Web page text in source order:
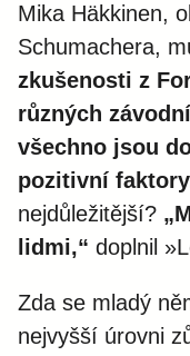
Mika Häkkinen,
Schumachera,
zkušenosti z
různých
všechno jsou
pozitivní
nejdůležitější?
lidmi,“ doplnil
Zda se mladý
nejvyšší úrovni